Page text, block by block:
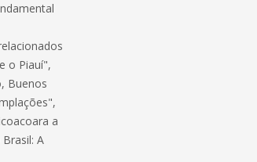
o Piauí",
Buenos
a
A